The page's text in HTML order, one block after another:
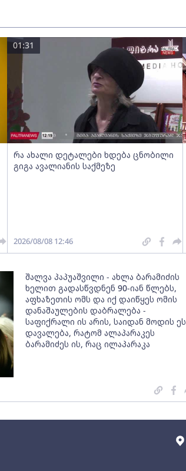
რა ახალი დეტალები ხდება ცნობილი
გიგა ავალიანის საქმეზე
01:31
2026/08/08 12:46
შალვა პაპუაშვილი - ახლა ბარამიძის
ხელით გადასწვდნენ 90-იან წლებს,
აფხაზეთის ომს და იქ დაიწყეს ომის
დანაშაულების დაბრალება -
საფიქრალი ის არის, საიდან მოდის ეს
დავალება, რატომ ალაპარაკეს
ბარამიძეს ის, რაც ილაპარაკა